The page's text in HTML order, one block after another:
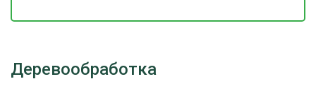
Деревообработка